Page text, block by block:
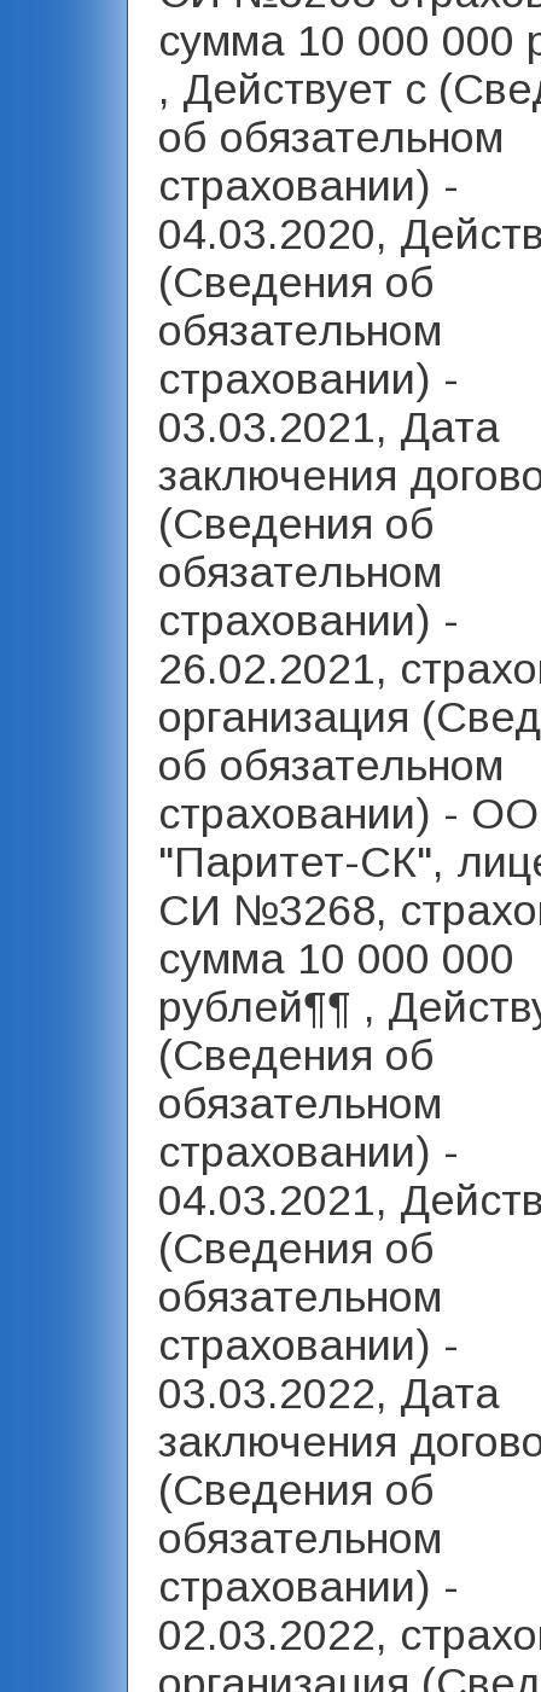
сумма 10 000 000
, Действует с
об обязательном
страховании) -
04.03.2020,
(Сведения об
обязательном
страховании) -
03.03.2021, Дата
заключения
(Сведения об
обязательном
страховании) -
26.02.2021,
организация
об обязательном
страховании) -
"Паритет-СК",
СИ №3268,
сумма 10 000 000
рублей¶¶ ,
(Сведения об
обязательном
страховании) -
04.03.2021,
(Сведения об
обязательном
страховании) -
03.03.2022, Дата
заключения
(Сведения об
обязательном
страховании) -
02.03.2022,